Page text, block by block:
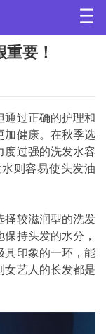
要！
过正确的护理和
加健康。在秋季选
度过强的洗发水容
则容易使头发油
较滋润型的洗发
持头发的水分，
具印象的一环，能
女艺人的长发都是